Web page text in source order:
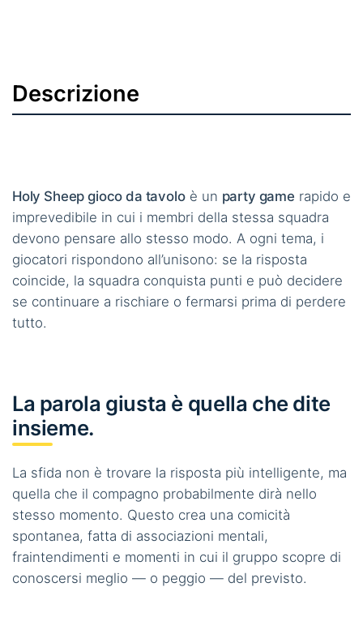
Descrizione
Holy Sheep gioco da tavoloè un party game rapido e
imprevedibile in cui i membri della stessa squadra
devono pensare allo stesso modo. A ogni tema, i
giocatori rispondono all’unisono: se la risposta
coincide, la squadra conquista punti e può decidere
se continuare a rischiare o fermarsi prima di perdere
tutto.
La parola giusta è quella che dite
insieme.
La sfida non è trovare la risposta più intelligente, ma
quella che il compagno probabilmente dirà nello
stesso momento. Questo crea una comicità
spontanea, fatta di associazioni mentali,
fraintendimenti e momenti in cui il gruppo scopre di
conoscersi meglio — o peggio — del previsto.